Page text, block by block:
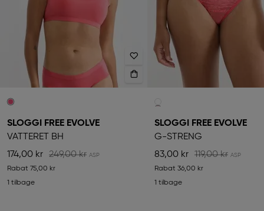
SLOGGI FREE EVOLVE
VATTERET BH
174,00 kr
249,00 kr
Rabat 75,00 kr
1 tilbage
SLOGGI FREE EVOLVE
G-STRENG
83,00 kr
119,00 kr
Rabat 36,00 kr
1 tilbage